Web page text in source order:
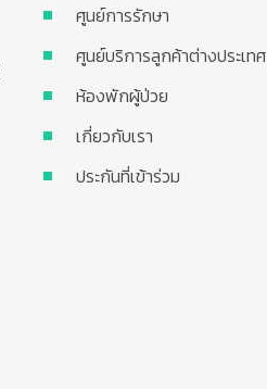
ศูนย์การรักษา
ศูนย์บริการลูกค้าต่างประเทศ
ห้องพักผู้ป่วย
เกี่ยวกับเรา
ประกันที่เข้าร่วม